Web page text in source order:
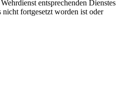
entsprechenden Dienstes
fortgesetzt worden ist oder